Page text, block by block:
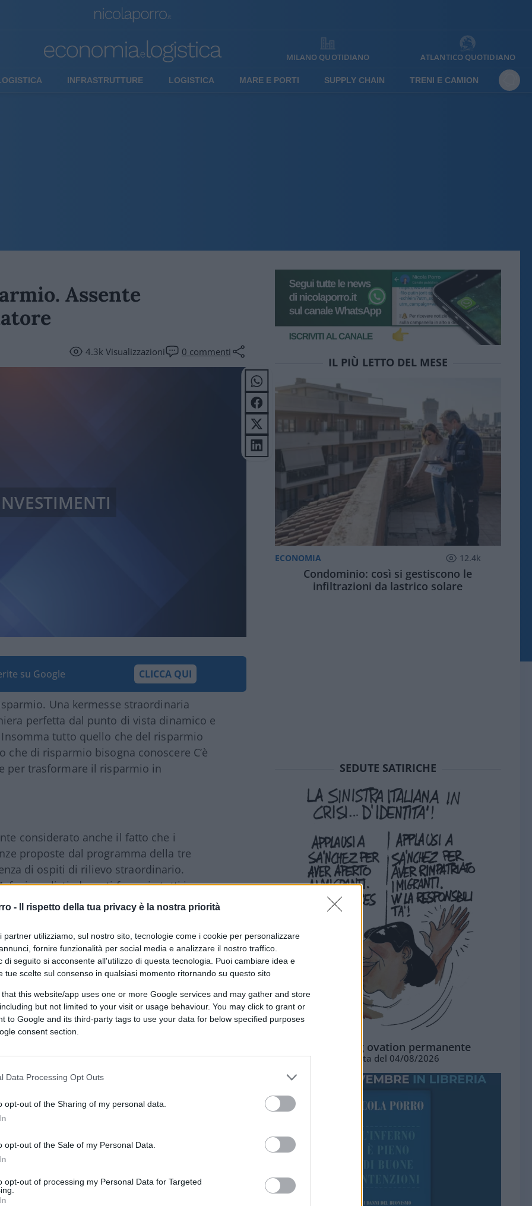
- Il rispetto della tua privacy è la nostra priorità
partner utilizziamo, sul nostro sito, tecnologie come i cookie per personalizzare
fornire funzionalità per social media e analizzare il nostro traffico.
di seguito si acconsente all'utilizzo di questa tecnologia. Puoi cambiare idea e
tue scelte sul consenso in qualsiasi momento ritornando su questo sito
that this website/app uses one or more Google services and may gather and store
but not limited to your visit or usage behaviour. You may click to grant or
to Google and its third-party tags to use your data for below specified purposes
consent section.
Data Processing Opt Outs
opt-out of the Sharing of my personal data.
opt-out of the Sale of my Personal Data.
opt-out of processing my Personal Data for Targeted
MILANO QUOTIDIANO ATLANTICO QUOTIDIANO
INFRASTRUTTURE LOGISTICA MARE E PORTI SUPPLY CHAIN TRENI E CAMION
Assente
4.3kVisualizzazioni 0 commenti
su Google CLICCA QUI
Una kermesse straordinaria
perfetta dal punto di vista dinamico e
tutto quello che del risparmio
che di risparmio bisogna conoscere C’è
per trasformare il risparmio in
considerato anche il fatto che i
proposte dal programma della tre
di ospiti di rilievo straordinario.
giornalisti, docenti famosi: tutti i
aver bisogno per alimentare le proprie
non c’è bisogno di alzare la testa
Qui casca l’asino è un modo di dire, è
un pizzico di malessere per
fatto.
ad appannaggio del mondo del
straordinariamente organizzata
principale:
manager che parlano a manager,
cui prodest?
al termine di questi tre giorni?
IL PIÙ LETTO DEL MESE
ECONOMIA 12.4k
Condominio: così si gestiscono le
infiltrazioni da lastrico solare
SEDUTE SATIRICHE
La standing ovation permanente
Vignetta del 04/08/2026